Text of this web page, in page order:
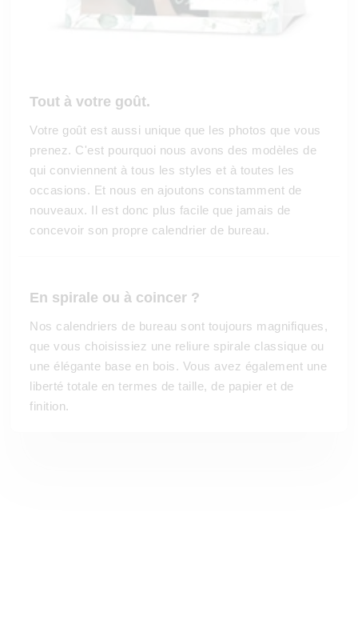
Tout à votre goût.
Votre goût est aussi unique que les photos que vous
prenez. C'est pourquoi nous avons des modèles de
qui conviennent à tous les styles et à toutes les
occasions. Et nous en ajoutons constamment de
nouveaux. Il est donc plus facile que jamais de
concevoir son propre calendrier de bureau.
En spirale ou à coincer ?
Nos calendriers de bureau sont toujours magnifiques,
que vous choisissiez une reliure spirale classique ou
une élégante base en bois. Vous avez également une
liberté totale en termes de taille, de papier et de
finition.